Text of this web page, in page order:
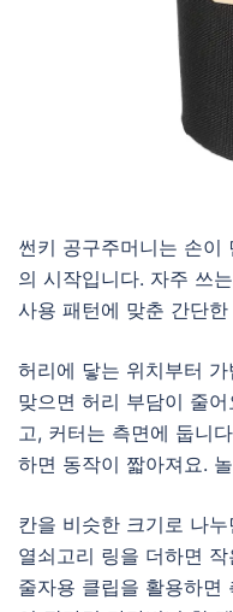
썬키 공구주머니는 손이
의 시작입니다. 자주 쓰
사용 패턴에 맞춘 간단
허리에 닿는 위치부터
맞으면 허리 부담이 줄
고, 커터는 측면에 둡니
하면 동작이 짧아져요.
칸을 비슷한 크기로 나
열쇠고리 링을 더하면
줄자용 클립을 활용하면